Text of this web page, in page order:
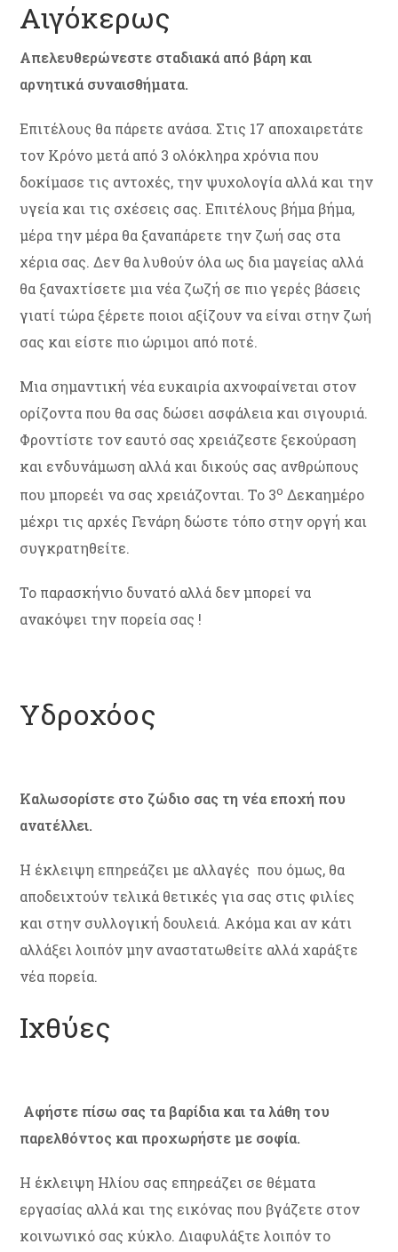
Αιγόκερως
Απελευθερώνεστε σταδιακά από βάρη και
αρνητικά συναισθήματα.
Επιτέλους θα πάρετε ανάσα. Στις 17 αποχαιρετάτε
τον Κρόνο μετά από 3 ολόκληρα χρόνια που
δοκίμασε τις αντοχές, την ψυχολογία αλλά και την
υγεία και τις σχέσεις σας. Επιτέλους βήμα βήμα,
μέρα την μέρα θα ξαναπάρετε την ζωή σας στα
χέρια σας. Δεν θα λυθούν όλα ως δια μαγείας αλλά
θα ξαναχτίσετε μια νέα ζωζή σε πιο γερές βάσεις
γιατί τώρα ξέρετε ποιοι αξίζουν να είναι στην ζωή
σας και είστε πιο ώριμοι από ποτέ.
Μια σημαντική νέα ευκαιρία αχνοφαίνεται στον
ορίζοντα που θα σας δώσει ασφάλεια και σιγουριά.
Φροντίστε τον εαυτό σας χρειάζεστε ξεκούραση
και ενδυνάμωση αλλά και δικούς σας ανθρώπους
που μπορεέι να σας χρειάζονται. Το 3ο Δεκαημέρο
μέχρι τις αρχές Γενάρη δώστε τόπο στην οργή και
συγκρατηθείτε.
Το παρασκήνιο δυνατό αλλά δεν μπορεί να
ανακόψει την πορεία σας !
Υδροχόος
Καλωσορίστε στο ζώδιο σας τη νέα εποχή που
ανατέλλει.
Η έκλειψη επηρεάζει με αλλαγές που όμως, θα
αποδειχτούν τελικά θετικές για σας στις φιλίες
και στην συλλογική δουλειά. Ακόμα και αν κάτι
αλλάξει λοιπόν μην αναστατωθείτε αλλά χαράξτε
νέα πορεία.
Ιχθύες
Αφήστε πίσω σας τα βαρίδια και τα λάθη του
παρελθόντος και προχωρήστε με σοφία.
Η έκλειψη Ηλίου σας επηρεάζει σε θέματα
εργασίας αλλά και της εικόνας που βγάζετε στον
κοινωνικό σας κύκλο. Διαφυλάξτε λοιπόν το